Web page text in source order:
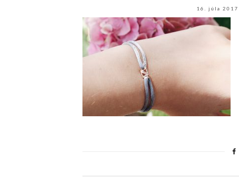
16. júla 2017